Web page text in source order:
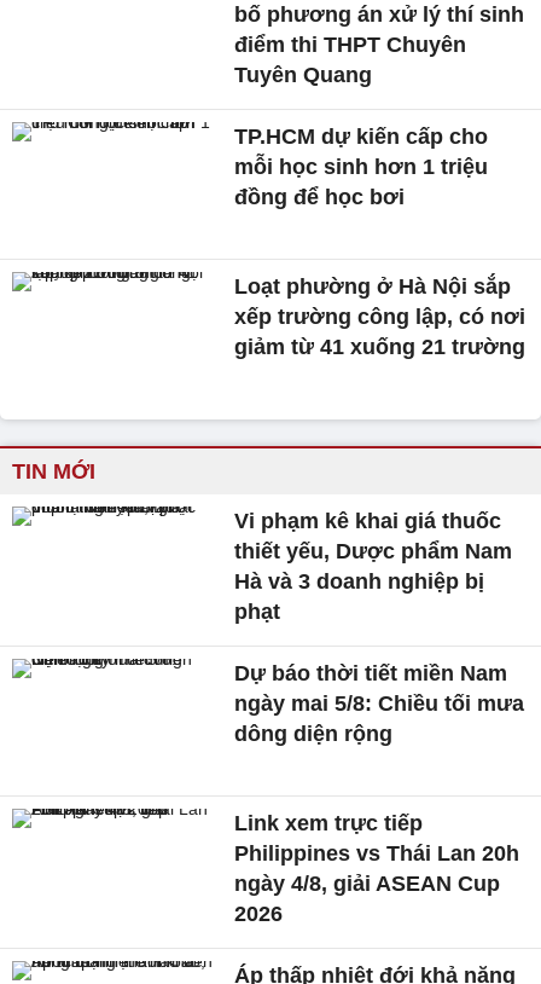
bố phương án xử lý thí sinh
điểm thi THPT Chuyên
Tuyên Quang
TP.HCM dự kiến cấp cho
mỗi học sinh hơn 1 triệu
đồng để học bơi
Loạt phường ở Hà Nội sắp
xếp trường công lập, có nơi
giảm từ 41 xuống 21 trường
TIN MỚI
Vi phạm kê khai giá thuốc
thiết yếu, Dược phẩm Nam
Hà và 3 doanh nghiệp bị
phạt
Dự báo thời tiết miền Nam
ngày mai 5/8: Chiều tối mưa
dông diện rộng
Link xem trực tiếp
Philippines vs Thái Lan 20h
ngày 4/8, giải ASEAN Cup
2026
Áp thấp nhiệt đới khả năng